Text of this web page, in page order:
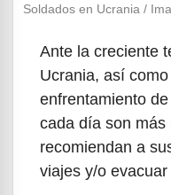
Soldados en Ucrania /
Ante la creciente
Ucrania, así
enfrentamiento
cada día son
recomiendan a
viajes y/o